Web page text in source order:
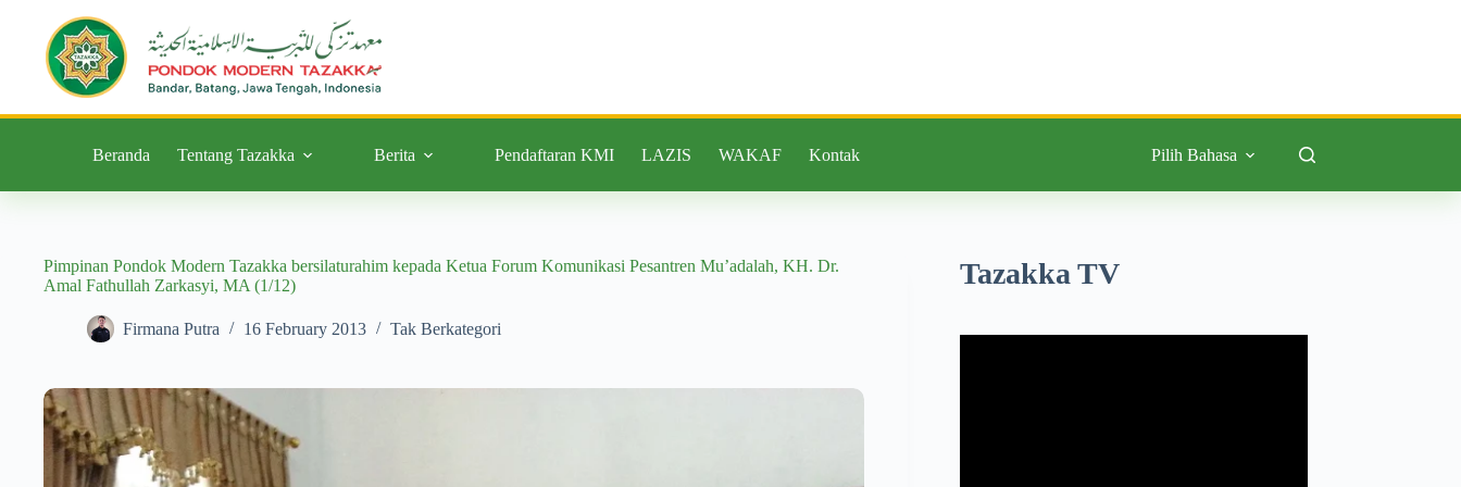
Beranda Tentang Tazakka Berita Pendaftaran KMI LAZIS WAKAF Kontak Pilih Bahasa
Pimpinan Pondok Modern Tazakka bersilaturahim kepada Ketua Forum Komunikasi Pesantren Mu’adalah, KH. Dr.
Amal Fathullah Zarkasyi, MA (1/12)
Firmana Putra 16 February 2013 Tak Berkategori
Tazakka TV